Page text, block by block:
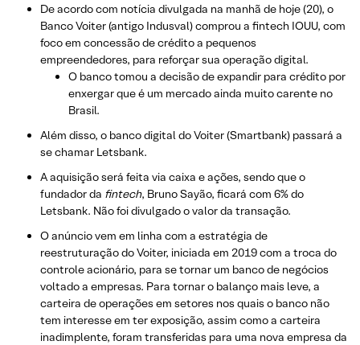
De acordo com notícia divulgada na manhã de hoje (20), o
Banco Voiter (antigo Indusval) comprou a fintech IOUU, com
foco em concessão de crédito a pequenos
empreendedores, para reforçar sua operação digital.
O banco tomou a decisão de expandir para crédito por
enxergar que é um mercado ainda muito carente no
Brasil.
Além disso, o banco digital do Voiter (Smartbank) passará a
se chamar Letsbank.
A aquisição será feita via caixa e ações, sendo que o
fundador da fintech, Bruno Sayão, ficará com 6% do
Letsbank. Não foi divulgado o valor da transação.
O anúncio vem em linha com a estratégia de
reestruturação do Voiter, iniciada em 2019 com a troca do
controle acionário, para se tornar um banco de negócios
voltado a empresas. Para tornar o balanço mais leve, a
carteira de operações em setores nos quais o banco não
tem interesse em ter exposição, assim como a carteira
inadimplente, foram transferidas para uma nova empresa da